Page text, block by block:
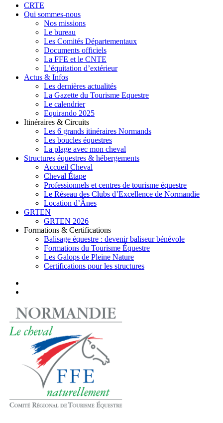
search
Menu
CRTE
Qui sommes-nous
Nos missions
Le bureau
Les Comités Départementaux
Documents officiels
La FFE et le CNTE
L’équitation d’extérieur
Actus & Infos
Les dernières actualités
La Gazette du Tourisme Equestre
Le calendrier
Equirando 2025
Itinéraires & Circuits
Les 6 grands itinéraires Normands
Les boucles équestres
La plage avec mon cheval
Structures équestres & hébergements
Accueil Cheval
Cheval Étape
Professionnels et centres de tourisme équestre
Le Réseau des Clubs d’Excellence de Normandie
Location d’Ânes
GRTEN
GRTEN 2026
Formations & Certifications
Balisage équestre : devenir baliseur bénévole
Formations du Tourisme Équestre
Les Galops de Pleine Nature
Certifications pour les structures